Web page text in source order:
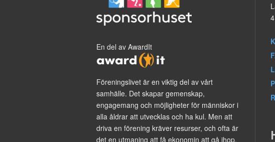
En del av AwardIt
Föreningslivet är en viktig del av vårt
samhälle. Det skapar gemenskap,
engagemang och möjligheter för människor i
alla åldrar att utvecklas och ha kul. Men att
driva en förening kräver resurser, och ofta är
det en utmaning att få ekonomin att gå ihop.